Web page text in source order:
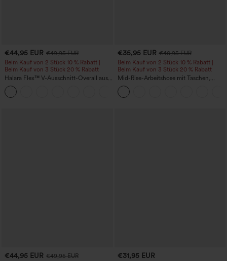
€44,95 EUR €49,95 EUR
Beim Kauf von 2 Stück 10 % Rabatt |
Beim Kauf von 3 Stück 20 % Rabatt
Halara Flex™ V-Ausschnitt-Overall aus
gewaschenem Denim mit Taschen –
lässig
€35,95 EUR €40,95 EUR
Beim Kauf von 2 Stück 10 % Rabatt |
Beim Kauf von 3 Stück 20 % Rabatt
Mid-Rise-Arbeitshose mit Taschen,
Barrel-Leg und weiter Passform
€44,95 EUR €49,95 EUR
€31,95 EUR